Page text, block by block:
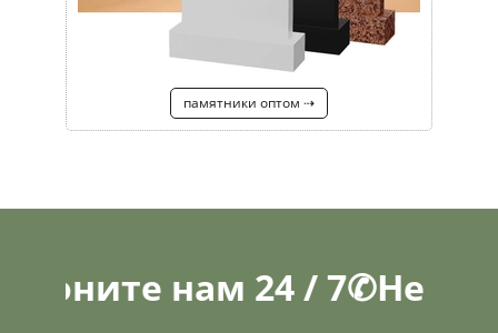
памятники оптом ⇢
нам 24 / 7 ✆Не нашли,